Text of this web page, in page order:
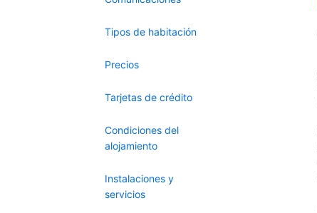
Tipos de habitación
Precios
Tarjetas de crédito
Condiciones del
alojamiento
Instalaciones y
servicios